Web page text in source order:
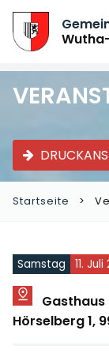
Startseite
Samstag 11.
Gasthaus
Hörselberg 1,